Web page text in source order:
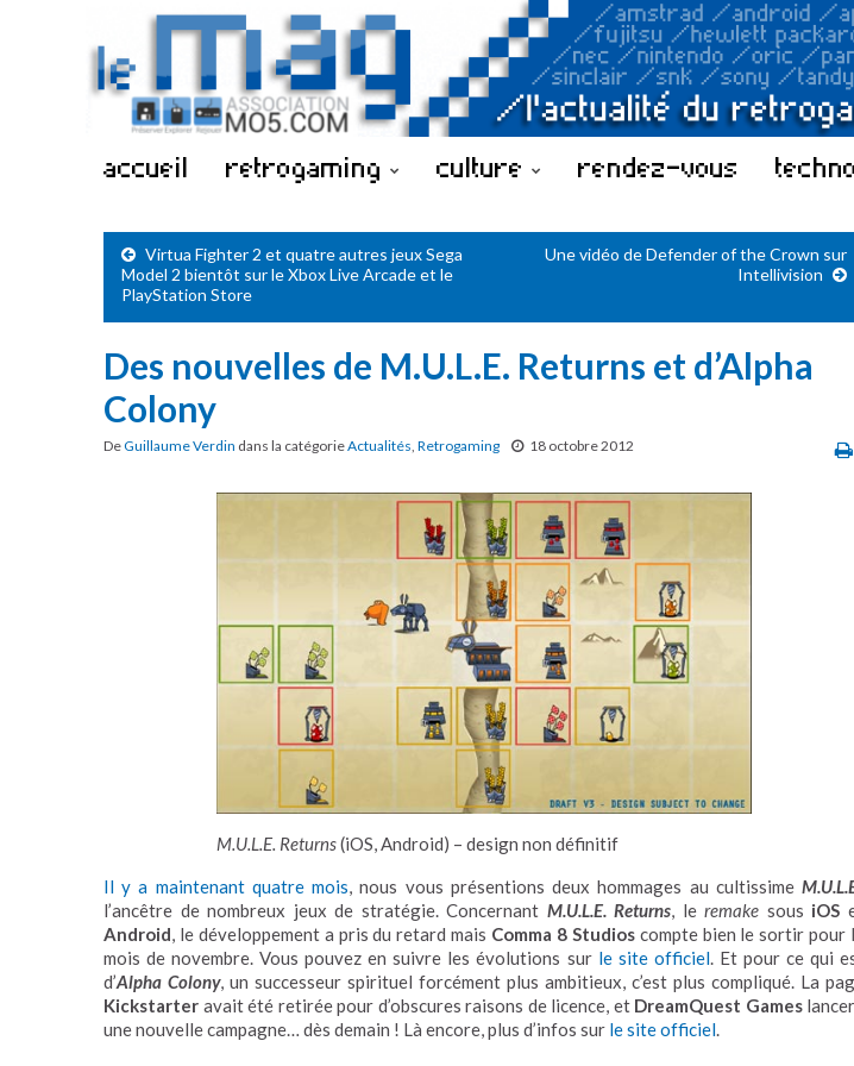
accueil retrogaming culture rendez-vous
Virtua Fighter 2 et quatre autres jeux Sega
Model 2 bientôt sur le Xbox Live Arcade et le
PlayStation Store
Une vidéo de Defender of the Crown sur
Intellivision
Des nouvelles de M.U.L.E. Returns et d’Alpha
Colony
DeGuillaume Verdin dans la catégorieActualités, Retrogaming 18 octobre 2012
M.U.L.E. Returns(iOS, Android) – design non définitif
Il y a maintenant quatre mois, nous vous présentions deux hommages au cultissime
l’ancêtre de nombreux jeux de stratégie. Concernant M.U.L.E. Returns, leremake sous iOS
Android, le développement a pris du retard mais Comma 8 Studioscompte bien le sortir pour
mois de novembre. Vous pouvez en suivre les évolutions sur le site officiel. Et pour ce qui
d’Alpha Colony, un successeur spirituel forcément plus ambitieux, c’est plus compliqué. La
Kickstarter avait été retirée pour d’obscures raisons de licence, et DreamQuest Games
une nouvelle campagne… dès demain ! Là encore, plus d’infos sur le site officiel.